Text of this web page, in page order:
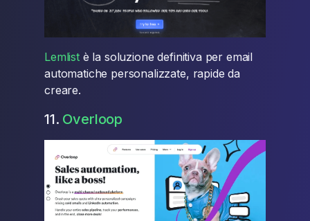
Lemlistè la soluzione definitiva per email
automatiche personalizzate, rapide da
creare.
11. Overloop